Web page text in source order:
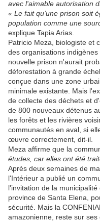
avec l'aimable autorisation
« Le fait qu’une prison soit
population comme une
explique Tapia Arias.
Patricio Meza, biologiste et
des organisations
nouvelle prison n'aurait
déforestation à grande
conçue dans une zone
minimale existante. Mais
de collecte des déchets et
de 800 nouveaux détenus
les forêts et les rivières
communautés en aval, si
œuvre correctement, dit-il.
Meza affirme que la
études, car elles ont été
Après deux semaines de
l'Intérieur a publié un
l'invitation de la
province de Santa Elena,
sécurité. Mais la
amazonienne, reste sur ses